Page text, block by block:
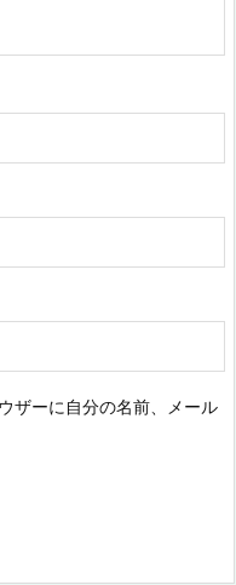
ザーに自分の名前、メール